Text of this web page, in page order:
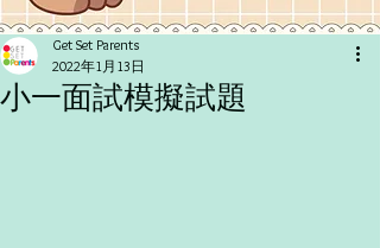
小一面試模擬試題
Get Set Parents
2022年1月13日